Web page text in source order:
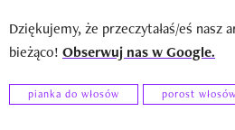
Dziękujemy, że przeczytałaś/eś nasz
bieżąco! Obserwuj nas w Google.
pianka do włosów porost włosów